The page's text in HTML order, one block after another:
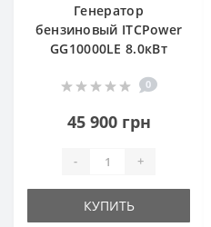
Генератор
бензиновый ITCPower
GG10000LE 8.0кВт
0
45 900 грн
- +
КУПИТЬ